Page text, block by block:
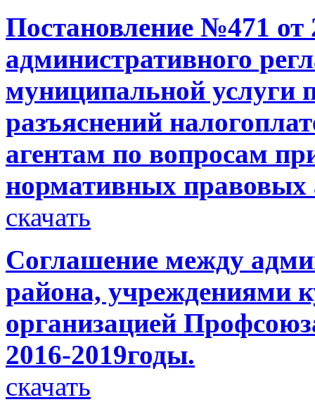
Постановление №471 от
административного
муниципальной услуги
разъяснений
агентам по вопросам
нормативных правовых
скачать
Соглашение между
района, учреждениями
организацией
2016-2019годы.
скачать